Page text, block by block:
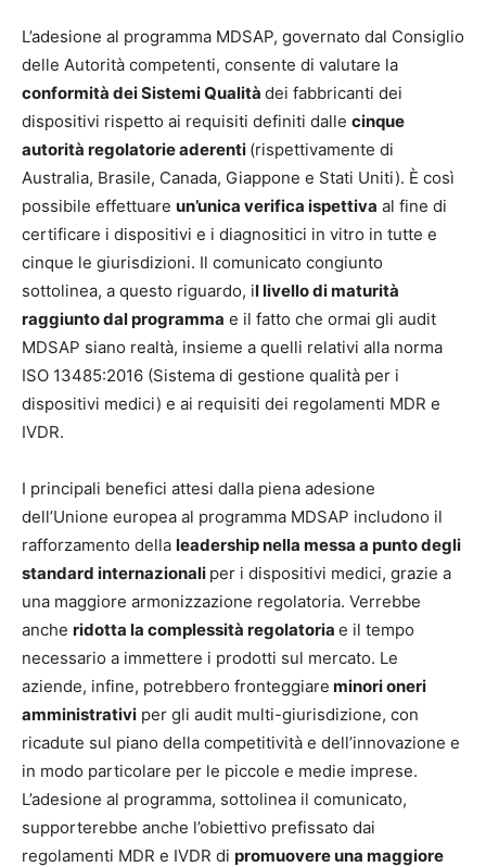
L’adesione al programma MDSAP, governato dal Consiglio
delle Autorità competenti, consente di valutare la
conformità dei Sistemi Qualità dei fabbricanti dei
dispositivi rispetto ai requisiti definiti dalle cinque
autorità regolatorie aderenti (rispettivamente di
Australia, Brasile, Canada, Giappone e Stati Uniti). È così
possibile effettuare un’unica verifica ispettiva al fine di
certificare i dispositivi e i diagnositici in vitro in tutte e
cinque le giurisdizioni. Il comunicato congiunto
sottolinea, a questo riguardo, il livello di maturità
raggiunto dal programma e il fatto che ormai gli audit
MDSAP siano realtà, insieme a quelli relativi alla norma
ISO 13485:2016 (Sistema di gestione qualità per i
dispositivi medici) e ai requisiti dei regolamenti MDR e
IVDR.
I principali benefici attesi dalla piena adesione
dell’Unione europea al programma MDSAP includono il
rafforzamento della leadership nella messa a punto degli
standard internazionali per i dispositivi medici, grazie a
una maggiore armonizzazione regolatoria. Verrebbe
anche ridotta la complessità regolatoria e il tempo
necessario a immettere i prodotti sul mercato. Le
aziende, infine, potrebbero fronteggiare minori oneri
amministrativi per gli audit multi-giurisdizione, con
ricadute sul piano della competitività e dell’innovazione e
in modo particolare per le piccole e medie imprese.
L’adesione al programma, sottolinea il comunicato,
supporterebbe anche l’obiettivo prefissato dai
regolamenti MDR e IVDR di promuovere una maggiore